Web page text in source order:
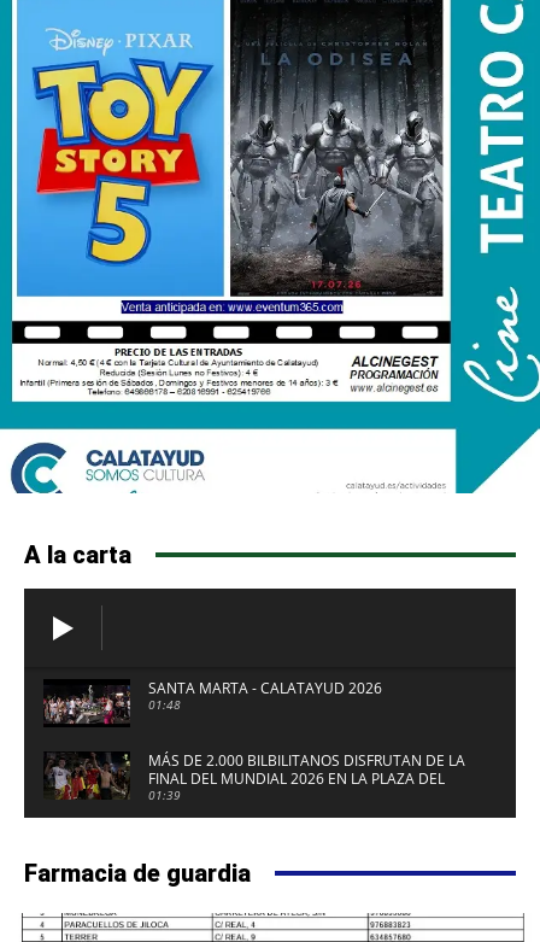
A la carta
SANTA MARTA - CALATAYUD 2026
01:48
MÁS DE 2.000 BILBILITANOS DISFRUTAN DE LA
FINAL DEL MUNDIAL 2026 EN LA PLAZA DEL
FUERTE DE CALATAYUD
01:39
Farmacia de guardia